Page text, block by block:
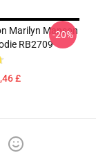
Marilyn Manson
RB2709
£
-20%